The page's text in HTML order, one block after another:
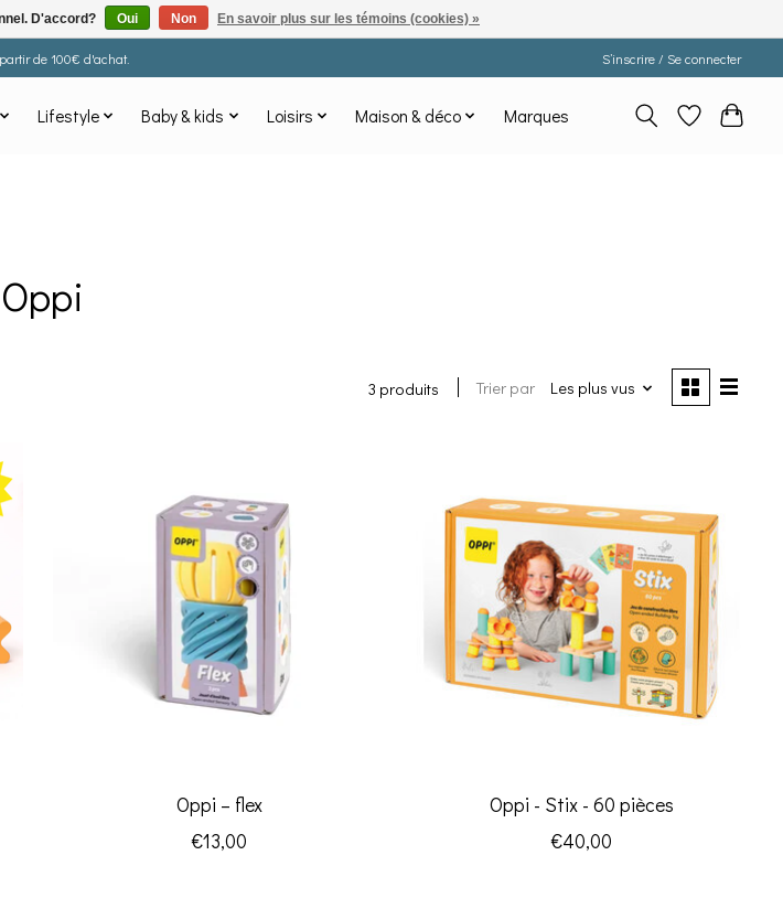
de 100€ d'achat. S’inscrire / Se connecter
Lifestyle Baby & kids Loisirs Maison & déco Marques
Oppi
3 produits Trier par Les plus vus
Oppi – flex
€13,00
Oppi - Stix - 60 pièces
€40,00
D'accord? Oui Non En savoir plus sur les témoins (cookies) »